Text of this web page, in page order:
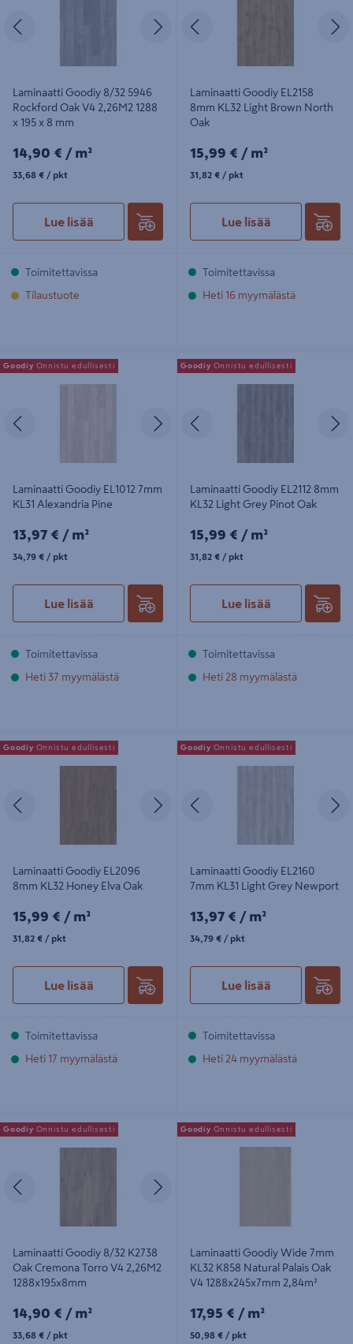
Seuraava
Laminaatti Goodiy 8/32 5946
Rockford Oak V4 2,26M2 1288
x 195 x 8 mm
14,90€/m²
14,90 € / m²
33,68€/pkt
33,68 € / pkt
Lue lisää
Toimitettavissa
Tilaustuote
Laminaatti Goodiy EL2158
8mm KL32 Light Brown North
Oak
15,99€/m²
15,99 € / m²
31,82€/pkt
31,82 € / pkt
Lue lisää
Toimitettavissa
Heti 16 myymälästä
Laminaatti Goodiy EL1012 7mm KL31
Alexandria Pine
Seuraava
Laminaatti Goodiy EL1012 7mm
KL31 Alexandria Pine
13,97€/m²
13,97 € / m²
34,79€/pkt
34,79 € / pkt
Lue lisää
Goodiy Onnistu edullisesti
Toimitettavissa
Heti 37 myymälästä
Laminaatti Goodiy EL2112 8mm KL32
Light Grey Pinot Oak
Laminaatti Goodiy EL2112 8mm
KL32 Light Grey Pinot Oak
15,99€/m²
15,99 € / m²
31,82€/pkt
31,82 € / pkt
Lue lisää
Goodiy Onnistu edullisesti
Toimitettavissa
Heti 28 myymälästä
Laminaatti Goodiy EL2096 8mm
KL32 Honey Elva Oak
Seuraava
Laminaatti Goodiy EL2096
8mm KL32 Honey Elva Oak
15,99€/m²
15,99 € / m²
31,82€/pkt
31,82 € / pkt
Lue lisää
Goodiy Onnistu edullisesti
Toimitettavissa
Heti 17 myymälästä
Laminaatti Goodiy EL2160 7mm
KL31 Light Grey Newport
Laminaatti Goodiy EL2160
7mm KL31 Light Grey Newport
13,97€/m²
13,97 € / m²
34,79€/pkt
34,79 € / pkt
Lue lisää
Goodiy Onnistu edullisesti
Toimitettavissa
Heti 24 myymälästä
Laminaatti Goodiy 8/32 K2738 Oak
Cremona Torro V4 2,26M2
Laminaatti Goodiy 8/32 K2738
Oak Cremona Torro V4 2,26M2
1288x195x8mm
14,90€/m²
14,90 € / m²
33,68€/pkt
33,68 € / pkt
Goodiy Onnistu edullisesti
Laminaatti Goodiy Wide 7mm KL32
K858 Natural Palais Oak V4
Laminaatti Goodiy Wide 7mm
KL32 K858 Natural Palais Oak
V4 1288x245x7mm 2,84m²
17,95€/m²
17,95 € / m²
50,98€/pkt
50,98 € / pkt
Goodiy Onnistu edullisesti